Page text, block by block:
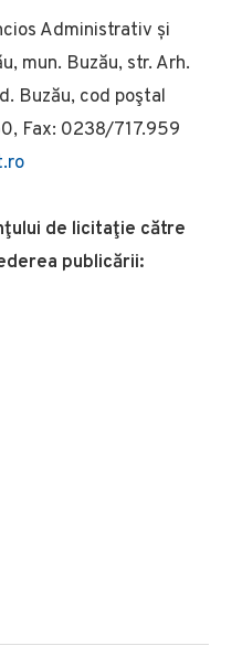
Administrativ și
mun. Buzău, str. Arh.
Buzău, cod poştal
Fax: 0238/717.959
de licitaţie către
publicării: